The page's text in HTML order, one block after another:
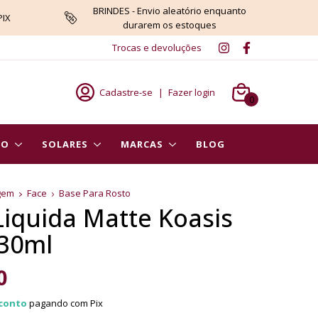
BRINDES - Envio aleatório enquanto
durarem os estoques
Trocas e devoluções
Cadastre-se | Fazer login
0
SOLARES MARCAS BLOG
Face Base Para Rosto
Matte Koasis
pagando com Pix